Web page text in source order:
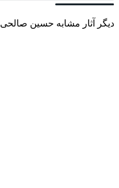
دیگر آثار مشابه حسین صالحی